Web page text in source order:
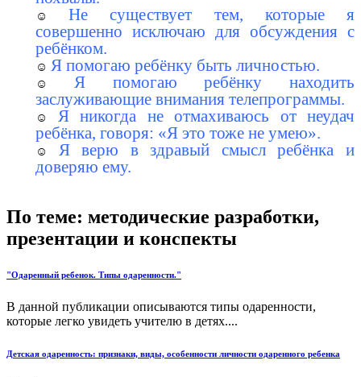
Не существует тем, которые я
совершенно исключаю для обсуждения с
ребёнком.
Я помогаю ребёнку быть личностью.
Я помогаю ребёнку находить
заслуживающие внимания телепрограммы.
Я никогда не отмахиваюсь от неудач
ребёнка, говоря: «Я это тоже не умею».
Я верю в здравый смысл ребёнка и
доверяю ему.
По теме: методические разработки,
презентации и конспекты
"Одаренный ребенок. Типы одаренности."
В данной публикации описываются типы одаренности,
которые легко увидеть учителю в детях....
Детская одаренность: признаки, виды, особенности личности одаренного ребенка